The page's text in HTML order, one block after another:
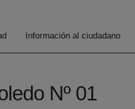
Información al ciudadano
Nº 01